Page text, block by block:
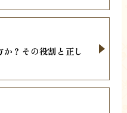
？その役割と正し